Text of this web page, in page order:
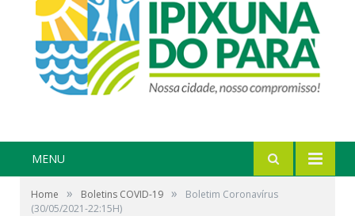
MENU
Home » Boletins COVID-19 »
Boletim Coronavírus
(30/05/2021-22:15H)